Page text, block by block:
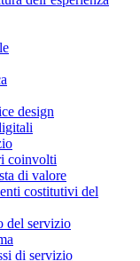
design
coinvolti
di valore
costitutivi del
del servizio
di servizio